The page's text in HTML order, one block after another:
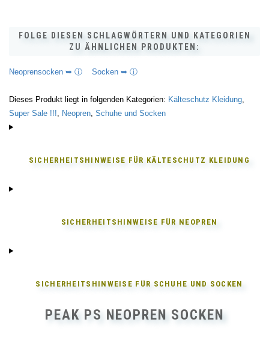
FOLGE DIESEN SCHLAGWÖRTERN UND KATEGORIEN
ZU ÄHNLICHEN PRODUKTEN:
Neoprensocken ➥ ⓘ Socken ➥ ⓘ
Dieses Produkt liegt in folgenden Kategorien: Kälteschutz Kleidung,
Super Sale !!!, Neopren, Schuhe und Socken
SICHERHEITSHINWEISE FÜR KÄLTESCHUTZ KLEIDUNG
SICHERHEITSHINWEISE FÜR NEOPREN
SICHERHEITSHINWEISE FÜR SCHUHE UND SOCKEN
PEAK PS NEOPREN SOCKEN